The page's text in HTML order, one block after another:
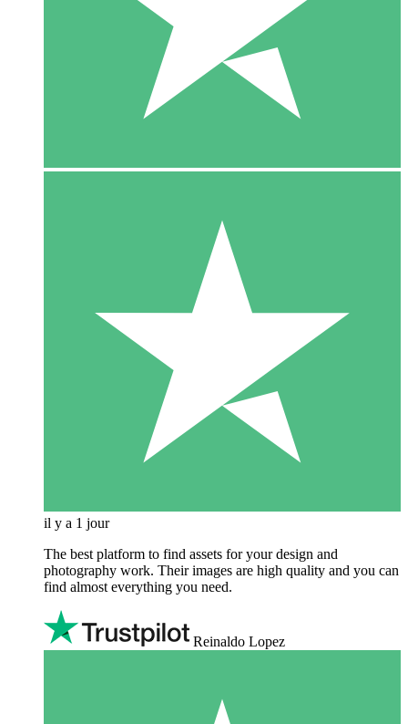
il y a 1 jour
The best platform to find assets for your design and
photography work. Their images are high quality and you can
find almost everything you need.
Reinaldo Lopez